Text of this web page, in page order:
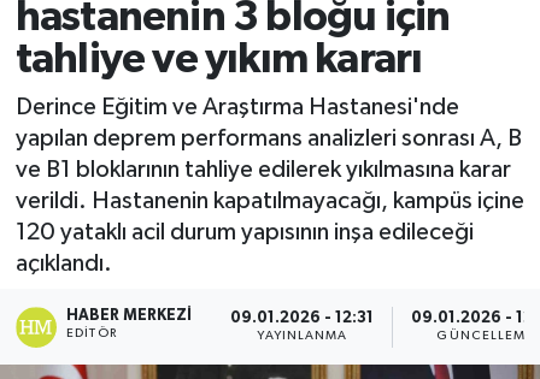
hastanenin 3 bloğu için
tahliye ve yıkım kararı
Derince Eğitim ve Araştırma Hastanesi'nde
yapılan deprem performans analizleri sonrası A, B
ve B1 bloklarının tahliye edilerek yıkılmasına karar
verildi. Hastanenin kapatılmayacağı, kampüs içine
120 yataklı acil durum yapısının inşa edileceği
açıklandı.
HABER MERKEZI
EDITÖR
09.01.2026 - 12:31
YAYINLANMA
09.01.2026 -
GÜNCELLEME